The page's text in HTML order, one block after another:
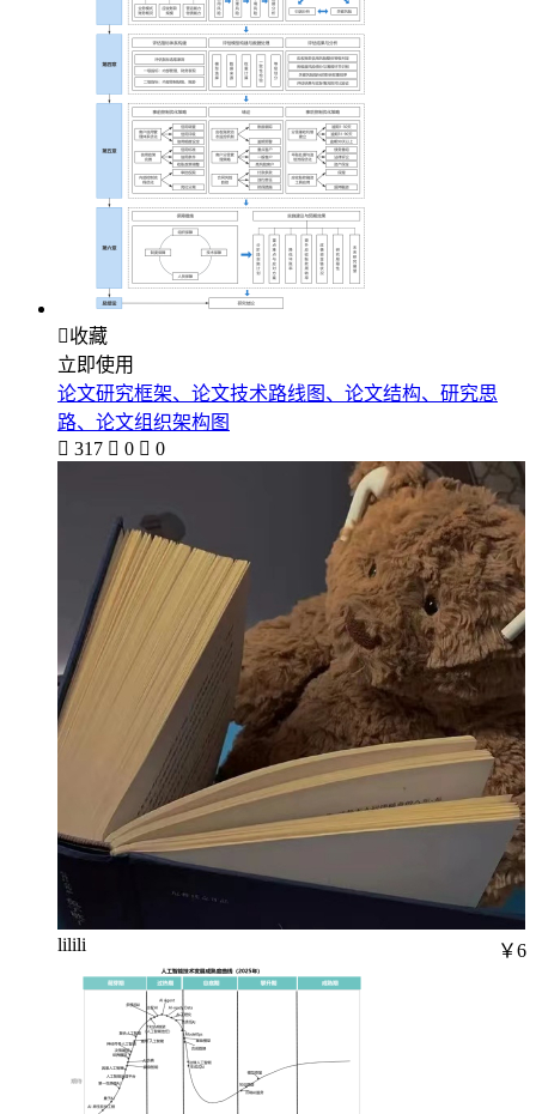
收藏
立即使用
论文研究框架、论文技术路线图、论文结构、研究思
路、论文组织架构图
 317  0  0
lilili ￥6